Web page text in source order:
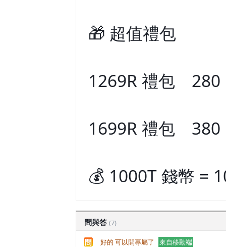
🎁 超值禮包
1269R 禮包 280
1699R 禮包 380
💰 1000T 錢幣 =
問與答 (7)
好的 可以開專屬了
來自移動端